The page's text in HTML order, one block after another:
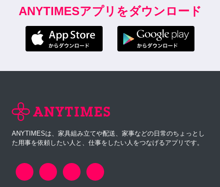
ANYTIMESアプリをダウンロード
ANYTIMESは、家具組み立てや配送、家事などの日常のちょっとし
た用事を依頼したい人と、仕事をしたい人をつなげるアプリです。